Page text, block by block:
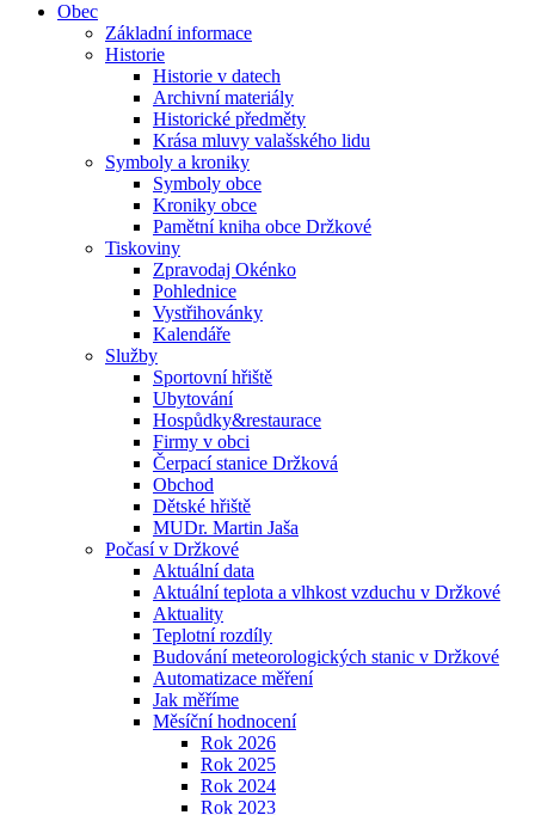
Obec
Základní informace
Historie
Historie v datech
Archivní materiály
Historické předměty
Krása mluvy valašského lidu
Symboly a kroniky
Symboly obce
Kroniky obce
Pamětní kniha obce Držkové
Tiskoviny
Zpravodaj Okénko
Pohlednice
Vystřihovánky
Kalendáře
Služby
Sportovní hřiště
Ubytování
Hospůdky&restaurace
Firmy v obci
Čerpací stanice Držková
Obchod
Dětské hřiště
MUDr. Martin Jaša
Počasí v Držkové
Aktuální data
Aktuální teplota a vlhkost vzduchu v Držkové
Aktuality
Teplotní rozdíly
Budování meteorologických stanic v Držkové
Automatizace měření
Jak měříme
Měsíční hodnocení
Rok 2026
Rok 2025
Rok 2024
Rok 2023